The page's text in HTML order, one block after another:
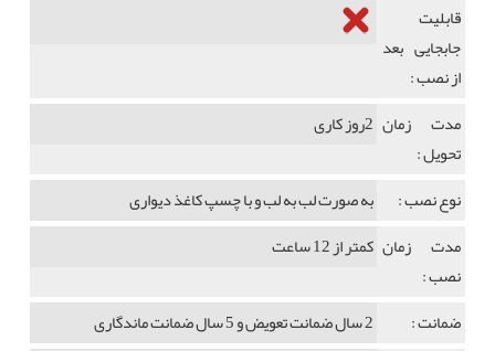
قابلیت
جابجایی بعد
از نصب :
مدت زمان
تحویل :
2روز کاری
نوع نصب :
به صورت لب به لب و با چسپ کاغذ دیواری
مدت زمان
نصب :
کمتر از 12 ساعت
ضمانت :
2 سال ضمانت تعویض و 5 سال ضمانت ماندگاری